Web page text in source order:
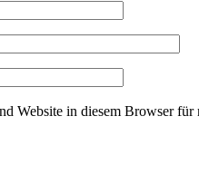
Website in diesem Browser für